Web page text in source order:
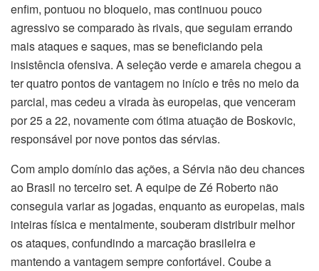
enfim, pontuou no bloqueio, mas continuou pouco
agressivo se comparado às rivais, que seguiam errando
mais ataques e saques, mas se beneficiando pela
insistência ofensiva. A seleção verde e amarela chegou a
ter quatro pontos de vantagem no início e três no meio da
parcial, mas cedeu a virada às europeias, que venceram
por 25 a 22, novamente com ótima atuação de Boskovic,
responsável por nove pontos das sérvias.
Com amplo domínio das ações, a Sérvia não deu chances
ao Brasil no terceiro set. A equipe de Zé Roberto não
conseguia variar as jogadas, enquanto as europeias, mais
inteiras física e mentalmente, souberam distribuir melhor
os ataques, confundindo a marcação brasileira e
mantendo a vantagem sempre confortável. Coube a